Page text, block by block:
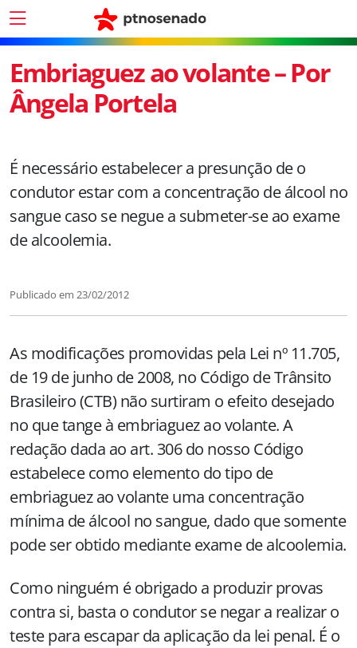
Embriaguez ao volante – Por
Ângela Portela
É necessário estabelecer a presunção de o
condutor estar com a concentração de álcool no
sangue caso se negue a submeter-se ao exame
de alcoolemia.
Publicado em 23/02/2012
As modificações promovidas pela Lei nº 11.705,
de 19 de junho de 2008, no Código de Trânsito
Brasileiro (CTB) não surtiram o efeito desejado
no que tange à embriaguez ao volante. A
redação dada ao art. 306 do nosso Código
estabelece como elemento do tipo de
embriaguez ao volante uma concentração
mínima de álcool no sangue, dado que somente
pode ser obtido mediante exame de alcoolemia.
Como ninguém é obrigado a produzir provas
contra si, basta o condutor se negar a realizar o
teste para escapar da aplicação da lei penal. É o